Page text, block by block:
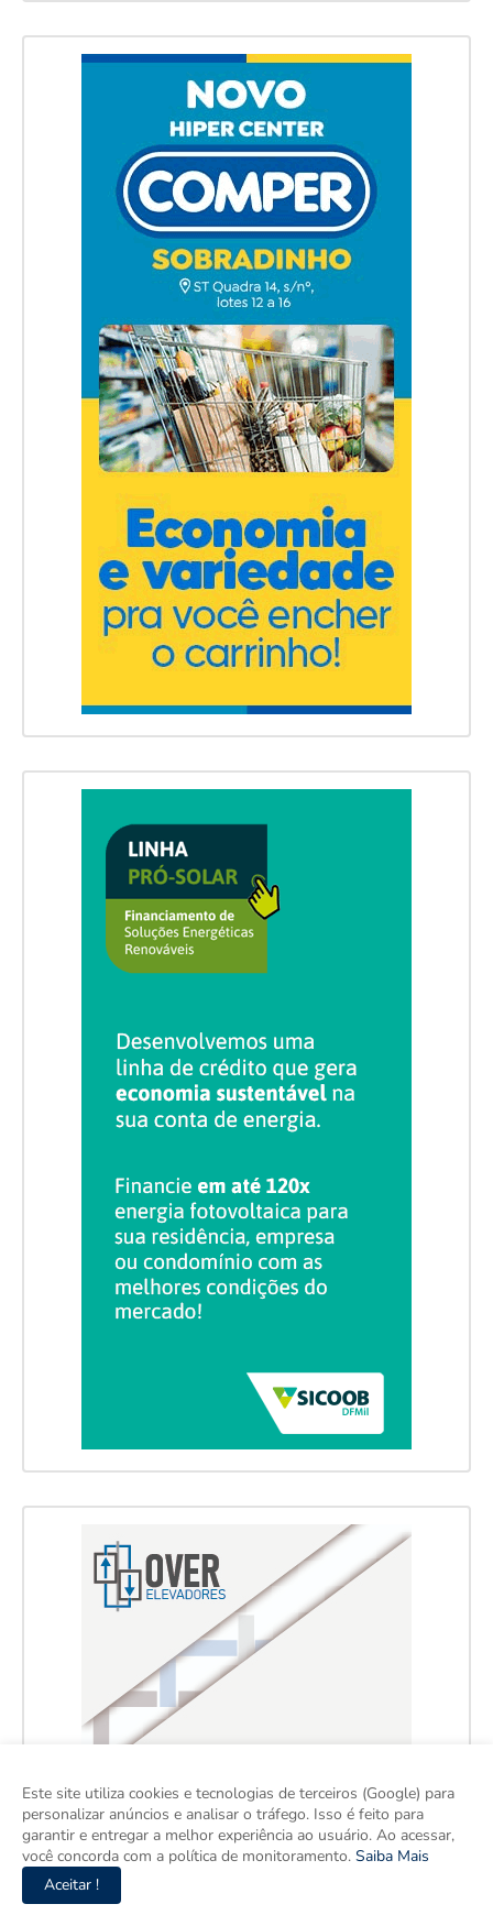
Este site utiliza cookies e tecnologias de terceiros (Google) para
personalizar anúncios e analisar o tráfego. Isso é feito para
garantir e entregar a melhor experiência ao usuário. Ao acessar,
você concorda com a política de monitoramento. Saiba Mais
Aceitar !